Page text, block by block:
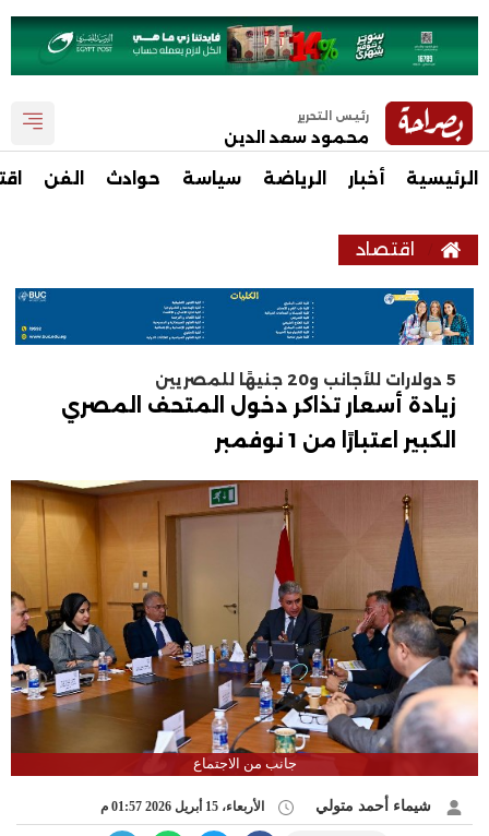
رئيس التحرير
محمود سعد الدين
الرئيسية أخبار الرياضة سياسة حوادث الفن
اقتصاد
5 دولارات للأجانب و20 جنيهًا للمصريين
زيادة أسعار تذاكر دخول المتحف المصري
الكبير اعتبارًا من 1 نوفمبر
جانب من الاجتماع
شيماء أحمد متولي الأربعاء، 15 أبريل 2026 01:57 م